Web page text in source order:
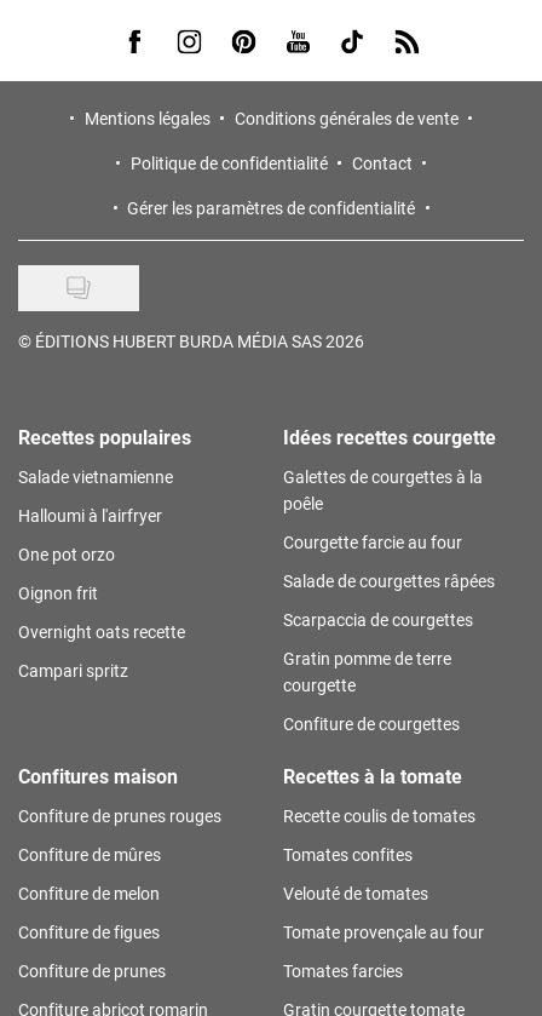
Visit us on Facebook
Visit us on Instagram
Visit us on Pinterest
Visit us on Youtube
Visit us on Tiktok
Visit us on Rss
Mentions légales
Conditions générales de vente
Politique de confidentialité
Contact
Gérer les paramètres de confidentialité
© ÉDITIONS HUBERT BURDA MÉDIA SAS 2026
Recettes populaires
Salade vietnamienne
Halloumi à l'airfryer
One pot orzo
Oignon frit
Overnight oats recette
Campari spritz
Idées recettes courgette
Galettes de courgettes à la
poêle
Courgette farcie au four
Salade de courgettes râpées
Scarpaccia de courgettes
Gratin pomme de terre
courgette
Confiture de courgettes
Confitures maison
Confiture de prunes rouges
Confiture de mûres
Confiture de melon
Confiture de figues
Confiture de prunes
Confiture abricot romarin
Recettes à la tomate
Recette coulis de tomates
Tomates confites
Velouté de tomates
Tomate provençale au four
Tomates farcies
Gratin courgette tomate